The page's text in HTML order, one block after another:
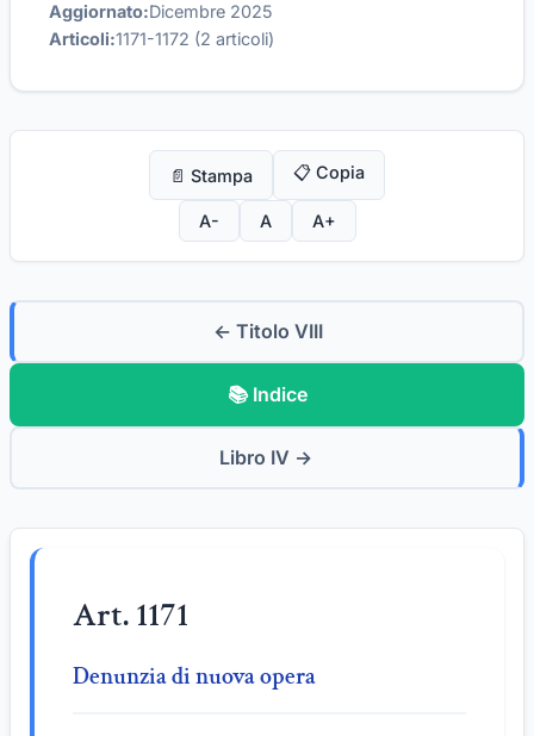
Aggiornato:Dicembre 2025
Articoli:1171-1172 (2 articoli)
📄 Stampa 📋 Copia
A- A A+
← Titolo VIII
📚 Indice
Libro IV →
Art. 1171
Denunzia di nuova opera